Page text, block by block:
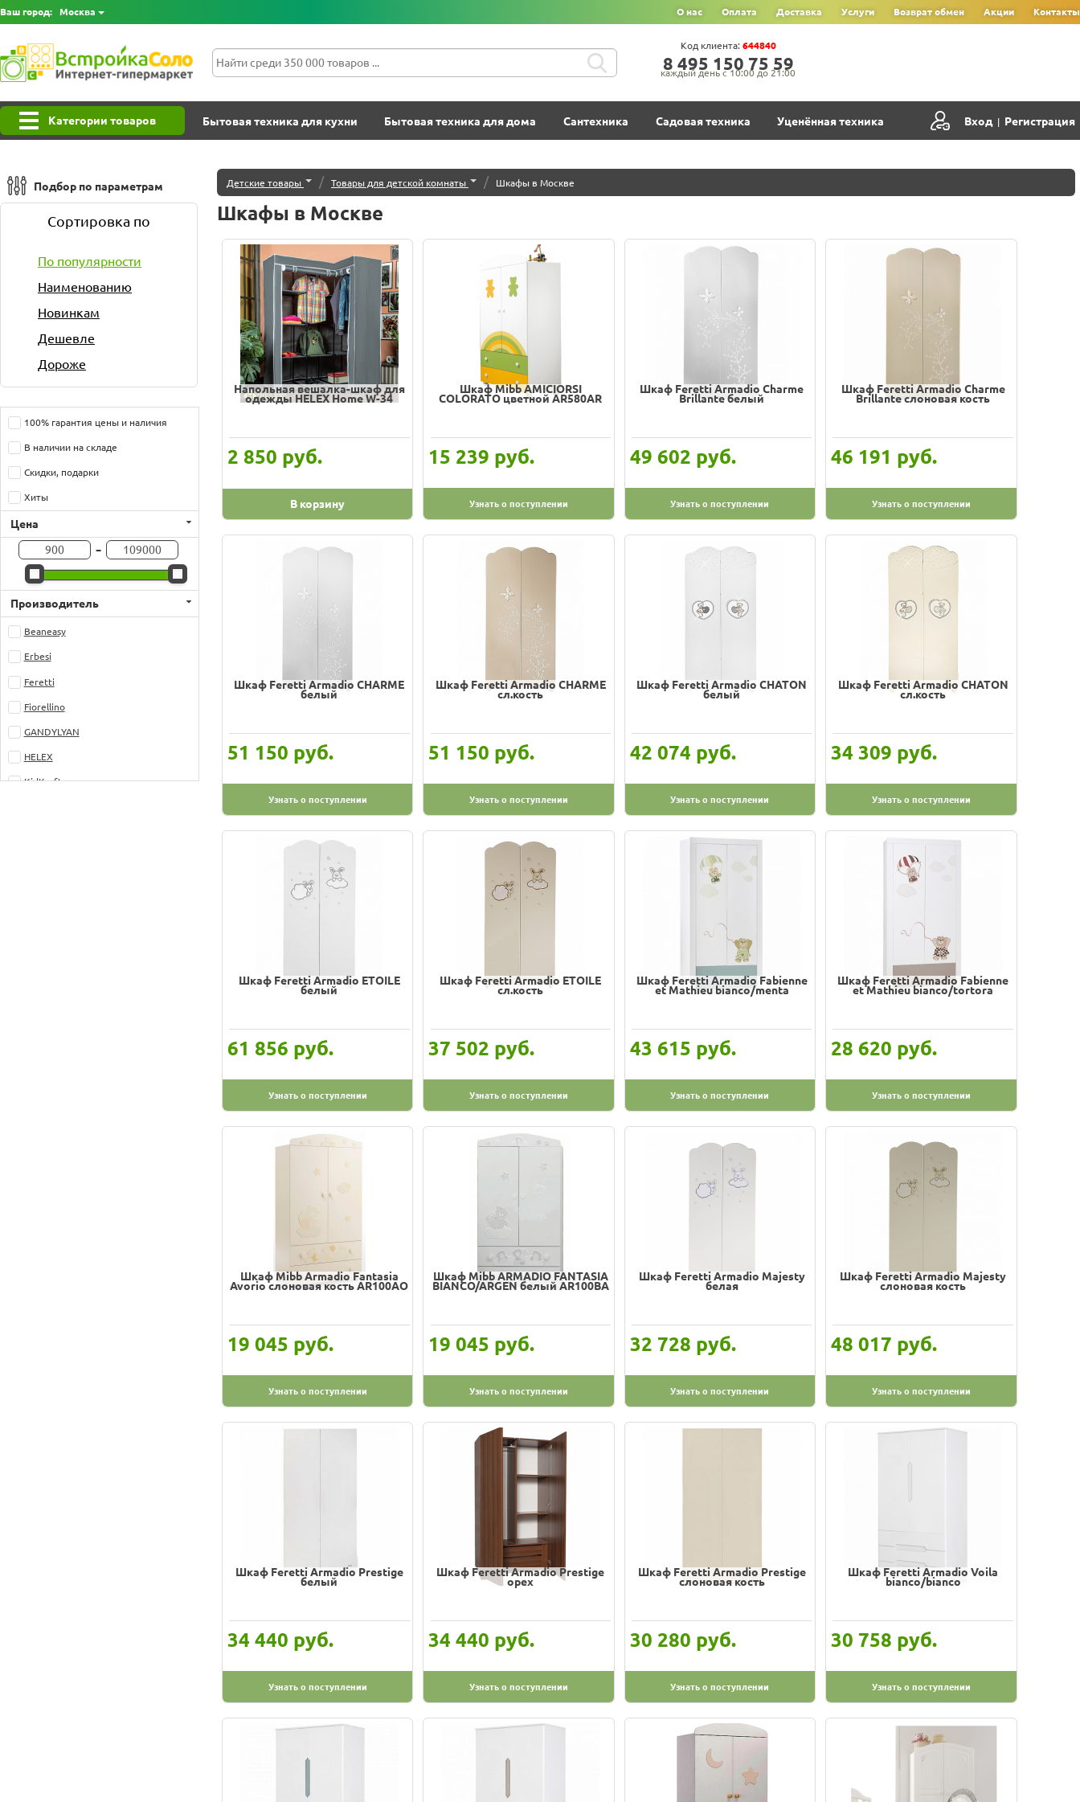
Ваш город: Москва О нас Оплата Доставка Услуги Возврат обмен Акции Контакты
8‍ 4‍9‍5‍ 1‍5‍0‍ 7‍5‍ 5‍9‍
каждый день с 10:00 до 21:00
Код клиента: 644840
Категории товаров Бытовая техника для кухни Бытовая техника для дома Сантехника Садовая техника Уценённая техника Вход | Регистрация
Подбор по параметрам
Сортировка по
По популярности
Наименованию
Новинкам
Дешевле
Дороже
100% гарантия цены и наличия
В наличии на складе
Скидки, подарки
Хиты
Цена
-
Производитель
Beaneasy
Erbesi
Feretti
Fiorellino
GANDYLYAN
HELEX
KidKraft
Детские товары / Товары для детской комнаты / Шкафы в Москве
Шкафы в Москве
Напольная вешалка-шкаф для
одежды HELEX Home W-34
2 850 руб.
В корзину
Шкаф Mibb AMICIORSI
COLORATO цветной AR580AR
15 239 руб.
Узнать о поступлении
Шкаф Feretti Armadio Charme
Brillante белый
49 602 руб.
Узнать о поступлении
Шкаф Feretti Armadio Charme
Brillante слоновая кость
46 191 руб.
Узнать о поступлении
Шкаф Feretti Armadio CHARME
белый
51 150 руб.
Узнать о поступлении
Шкаф Feretti Armadio CHARME
сл.кость
51 150 руб.
Узнать о поступлении
Шкаф Feretti Armadio CHATON
белый
42 074 руб.
Узнать о поступлении
Шкаф Feretti Armadio CHATON
сл.кость
34 309 руб.
Узнать о поступлении
Шкаф Feretti Armadio ETOILE
белый
61 856 руб.
Узнать о поступлении
Шкаф Feretti Armadio ETOILE
сл.кость
37 502 руб.
Узнать о поступлении
Шкаф Feretti Armadio Fabienne
et Mathieu bianco/menta
43 615 руб.
Узнать о поступлении
Шкаф Feretti Armadio Fabienne
et Mathieu bianco/tortora
28 620 руб.
Узнать о поступлении
Шкаф Mibb Armadio Fantasia
Avorio слоновая кость AR100AO
19 045 руб.
Узнать о поступлении
Шкаф Mibb ARMADIO FANTASIA
BIANCO/ARGEN белый AR100BA
19 045 руб.
Узнать о поступлении
Шкаф Feretti Armadio Majesty
белая
32 728 руб.
Узнать о поступлении
Шкаф Feretti Armadio Majesty
слоновая кость
48 017 руб.
Узнать о поступлении
Шкаф Feretti Armadio Prestige
белый
34 440 руб.
Узнать о поступлении
Шкаф Feretti Armadio Prestige
орех
34 440 руб.
Узнать о поступлении
Шкаф Feretti Armadio Prestige
слоновая кость
30 280 руб.
Узнать о поступлении
Шкаф Feretti Armadio Voila
bianco/bianco
30 758 руб.
Узнать о поступлении